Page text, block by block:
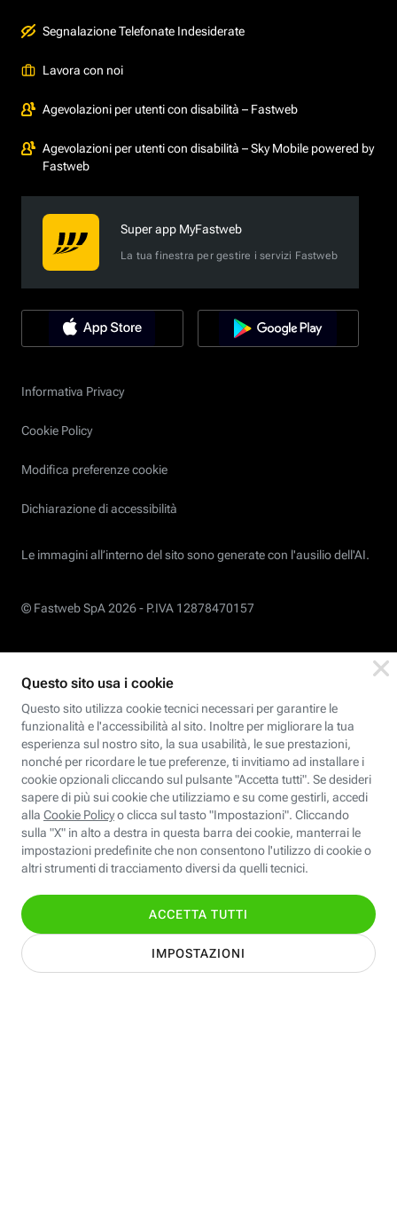
Segnalazione Telefonate Indesiderate
Lavora con noi
Agevolazioni per utenti con disabilità – Fastweb
Agevolazioni per utenti con disabilità – Sky Mobile powered by
Fastweb
Super app MyFastweb
La tua finestra per gestire i servizi Fastweb
Informativa Privacy
Cookie Policy
Modifica preferenze cookie
Dichiarazione di accessibilità
Le immagini all’interno del sito sono generate con l'ausilio dell'AI.
© Fastweb SpA 2026 - P.IVA 12878470157